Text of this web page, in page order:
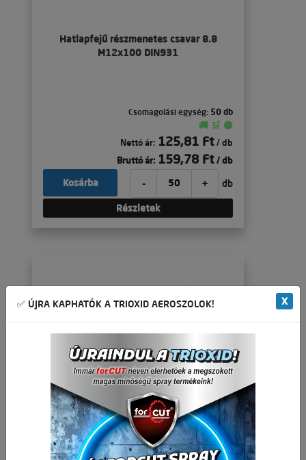
Hatlapfejű részmenetes csavar 8.8
M12x100 DIN931
Csomagolási egység: 50 db
🚚 🛒 🟢
Nettó ár: 125,81 Ft / db
Bruttó ár: 159,78 Ft / db
- + db
Kosárba
Részletek
✅ ÚJRA KAPHATÓK A TRIOXID AEROSZOLOK! X